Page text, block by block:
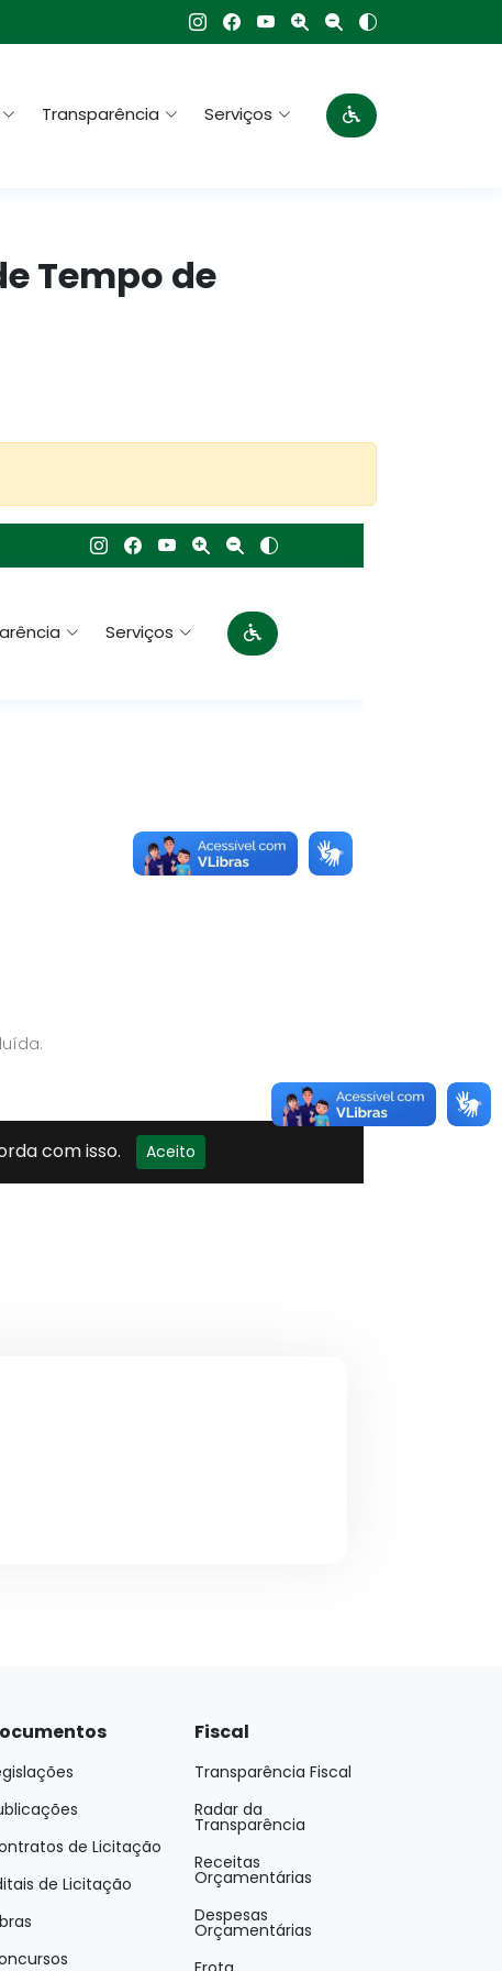
Transparência Serviços
Tempo de
de Licitação
de Licitação
Fiscal
Transparência Fiscal
Radar da
Transparência
Receitas
Orçamentárias
Despesas
Orçamentárias